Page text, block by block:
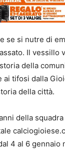
se si nutre di
Il vessillo
della
ai tifosi dalla
della città.
della
4 al 6 gennaio